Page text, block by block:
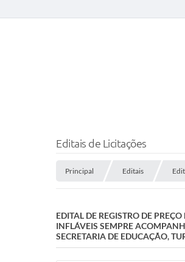
Editais de Licitações
Principal Editais
EDITAL DE REGISTRO DE
INFLÁVEIS SEMPRE
SECRETARIA DE EDUCAÇÃO,